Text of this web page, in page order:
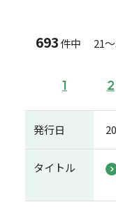
693件中 21～
1 2
発行日
タイトル